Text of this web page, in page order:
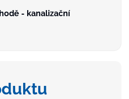
- kanalizační